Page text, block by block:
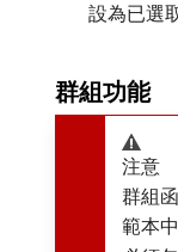
設為已選
群組功能
注意
群組
範本